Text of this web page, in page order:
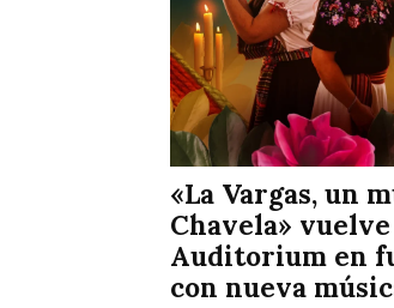
«La Vargas, un
Chavela»
Auditorium en
con nueva